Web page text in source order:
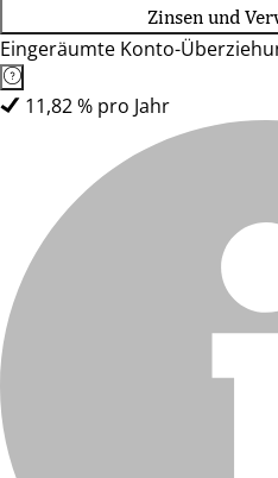
Zinsen und
Eingeräumte Konto-
11,82 % pro Jahr